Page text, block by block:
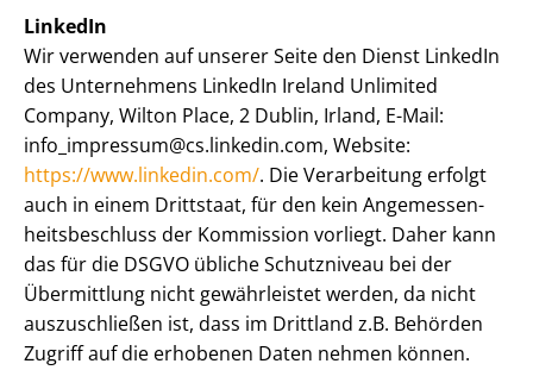
LinkedIn
Wir verwenden auf unserer Seite den Dienst LinkedIn
des Unternehmens LinkedIn Ireland Unlimited
Company, Wilton Place, 2 Dublin, Irland, E-Mail:
info_impressum@cs.linkedin.com, Website:
https://www.linkedin.com/. Die Verarbeitung erfolgt
auch in einem Drittstaat, für den kein An­ge­mes­sen­
heits­be­schluss der Kommission vorliegt. Daher kann
das für die DSGVO übliche Schutzniveau bei der
Übermittlung nicht gewährleistet werden, da nicht
auszuschließen ist, dass im Drittland z.B. Behörden
Zugriff auf die erhobenen Daten nehmen können.